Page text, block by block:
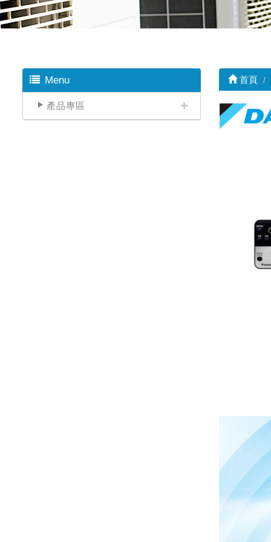
Menu
產品專區
首頁